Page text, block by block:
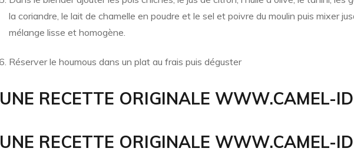
la coriandre, le lait de chamelle en poudre et le sel et poivre du moulin puis mixer
mélange lisse et homogène.
Réserver le houmous dans un plat au frais puis déguster
UNE RECETTE ORIGINALE WWW.CAMEL-
UNE RECETTE ORIGINALE WWW.CAMEL-